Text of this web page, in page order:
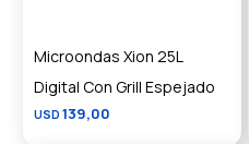
Microondas Xion 25L
Digital Con Grill Espejado
USD 139,00